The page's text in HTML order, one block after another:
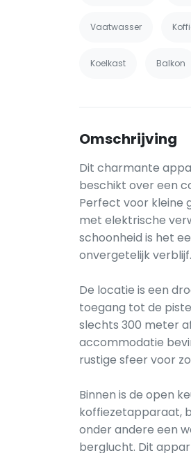
Vaatwasser
Koelkast Balkon
Omschrijving
Dit charmante
beschikt over een
Perfect voor kleine
met elektrische
schoonheid is het
onvergetelijk verblijf.
De locatie is een
toegang tot de
slechts 300 meter
accommodatie
rustige sfeer voor
Binnen is de open
koffiezetapparaat,
onder andere een
berglucht. Dit